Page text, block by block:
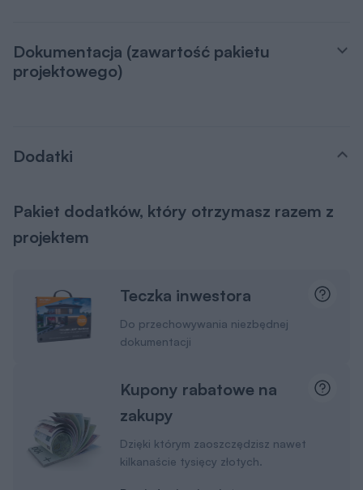
Dokumentacja (zawartość pakietu
projektowego)
Dodatki
Pakiet dodatków, który otrzymasz razem z
projektem
Teczka inwestora
Do przechowywania niezbędnej
dokumentacji
Kupony rabatowe na
zakupy
Dzięki którym zaoszczędzisz nawet
kilkanaście tysięcy złotych.